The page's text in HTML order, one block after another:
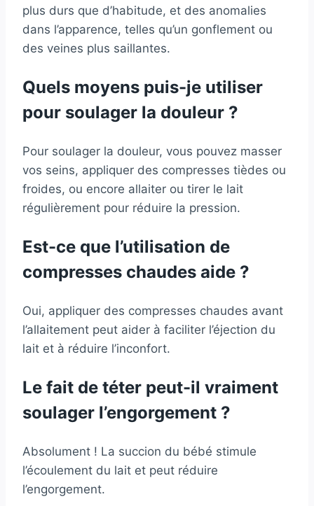
plus durs que d’habitude, et des anomalies
dans l’apparence, telles qu’un gonflement ou
des veines plus saillantes.
Quels moyens puis-je utiliser
pour soulager la douleur ?
Pour soulager la douleur, vous pouvez masser
vos seins, appliquer des compresses tièdes ou
froides, ou encore allaiter ou tirer le lait
régulièrement pour réduire la pression.
Est-ce que l’utilisation de
compresses chaudes aide ?
Oui, appliquer des compresses chaudes avant
l’allaitement peut aider à faciliter l’éjection du
lait et à réduire l’inconfort.
Le fait de téter peut-il vraiment
soulager l’engorgement ?
Absolument ! La succion du bébé stimule
l’écoulement du lait et peut réduire
l’engorgement.